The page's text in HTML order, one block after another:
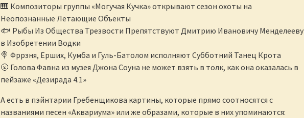
🎹 Композиторы группы «Могучая Кучка» открывают сезон охоты на
Неопознанные Летающие Объекты
🐟 Рыбы Из Общества Трезвости Препятствуют Дмитрию Ивановичу Менделееву
в Изобретении Водки
🍭 Фррзня, Ерших, Кумба и Гуль-Батолом исполняют Субботний Танец Крота
🌝 Голова Фавна из музея Джона Соуна не может взять в толк, как она оказалась в
пейзаже «Дезирада 4.1»
А есть в пэйнтарии Гребенщикова картины, которые прямо соотносятся с
названиями песен «Аквариума» или же образами, которые в них упоминаются: